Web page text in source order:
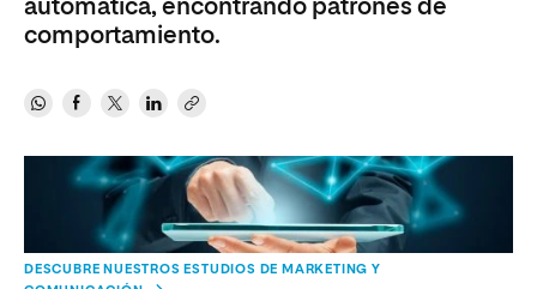
automática, encontrando patrones de
comportamiento.
DESCUBRE NUESTROS ESTUDIOS DE MARKETING Y